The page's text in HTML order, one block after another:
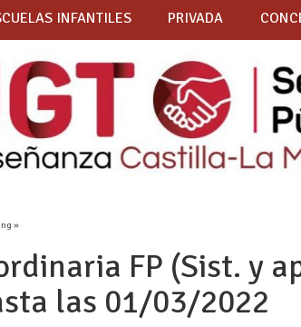
INFANTILES PRIVADA
»
FP (Sist. y
las 01/03/2022